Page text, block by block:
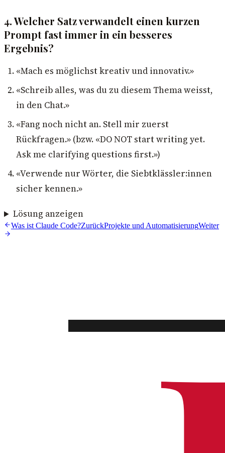
4. Welcher Satz verwandelt einen kurzen
Prompt fast immer in ein besseres
Ergebnis?
«Mach es möglichst kreativ und innovativ.»
«Schreib alles, was du zu diesem Thema weisst,
in den Chat.»
«Fang noch nicht an. Stell mir zuerst
Rückfragen.» (bzw. «DO NOT start writing yet.
Ask me clarifying questions first.»)
«Verwende nur Wörter, die Siebtklässler:innen
sicher kennen.»
Lösung anzeigen
Was ist Claude Code?ZurückProjekte und AutomatisierungWeiter